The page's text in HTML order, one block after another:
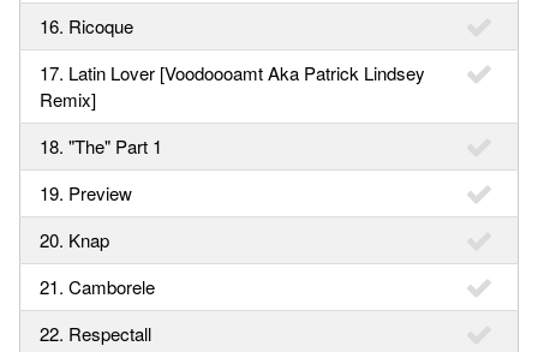
16. Ricoque
17. Latin Lover [Voodoooamt Aka Patrick Lindsey
Remix]
18. "The" Part 1
19. Preview
20. Knap
21. Camborele
22. Respectall